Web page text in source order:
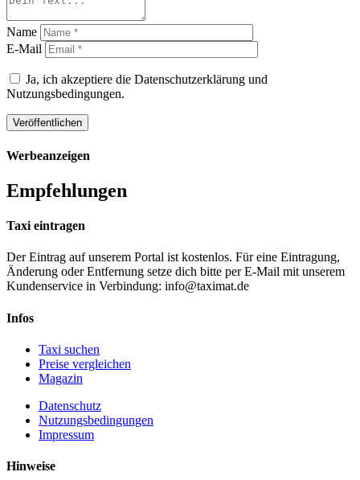
Name
E-Mail
Ja, ich akzeptiere die Datenschutzerklärung und
Nutzungsbedingungen.
Werbeanzeigen
Empfehlungen
Taxi eintragen
Der Eintrag auf unserem Portal ist kostenlos. Für eine Eintragung,
Änderung oder Entfernung setze dich bitte per E-Mail mit unserem
Kundenservice in Verbindung: info@taximat.de
Infos
Taxi suchen
Preise vergleichen
Magazin
Datenschutz
Nutzungsbedingungen
Impressum
Hinweise